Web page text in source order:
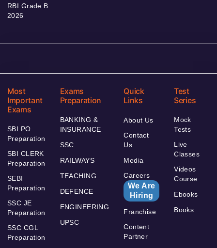
RBI Grade B
2026
Most
Important
Exams
SBI PO
Preparation
SBI CLERK
Preparation
SEBI
Preparation
SSC JE
Preparation
SSC CGL
Preparation
Exams
Preparation
BANKING &
INSURANCE
SSC
RAILWAYS
TEACHING
DEFENCE
ENGINEERING
UPSC
Quick
Links
About Us
Contact
Us
Media
Careers
We Are
Hiring
Franchise
Content
Partner
Test
Series
Mock
Tests
Live
Classes
Videos
Course
Ebooks
Books